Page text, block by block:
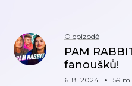
O epizodě
PAM
fanoušků!
6. 8. 2024 59